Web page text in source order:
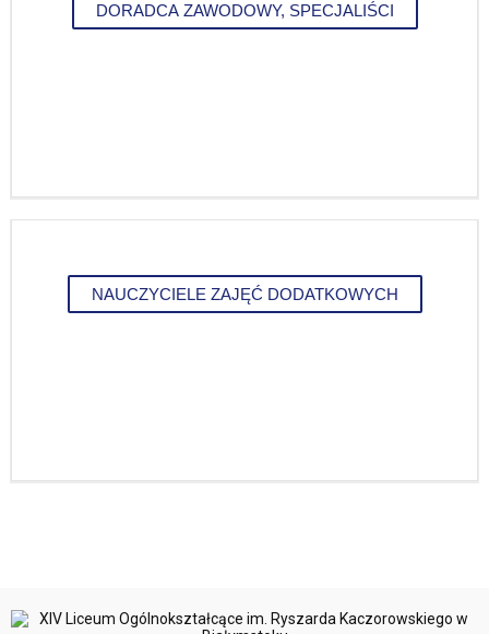
DORADCA ZAWODOWY, SPECJALIŚCI
NAUCZYCIELE ZAJĘĆ DODATKOWYCH